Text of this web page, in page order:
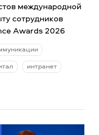
международной
сотрудников
Awards 2026
интранет